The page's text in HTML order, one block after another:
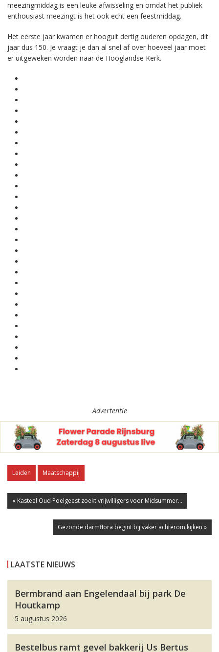
meezingmiddag is een leuke afwisseling en omdat het publiek
enthousiast meezingt is het ook echt een feestmiddag.
Het eerste jaar kwamen er hooguit dertig ouderen opdagen, dit
jaar dus 150. Je vraagt je dan al snel af over hoeveel jaar moet
er uitgeweken worden naar de Hooglandse Kerk.
Advertentie
Leiden Maatschappij
« Kasteel Oud Poelgeest zoekt vrijwilligers voor Midsummer...
Gezonde darmflora begint bij vaker achterom kijken »
LAATSTE NIEUWS
Bermbrand aan Engelendaal bij park De
Houtkamp
5 augustus 2026
Bestelbus ramt gevel bakkerij Us Bertus